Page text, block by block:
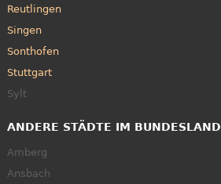
Reutlingen
Singen
Sonthofen
Stuttgart
Sylt
ANDERE STÄDTE IM BUNDESLAND
Amberg
Ansbach